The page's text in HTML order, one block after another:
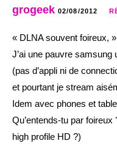
grogeek 02/08/2012
« DLNA souvent foireux, »
J’ai une pauvre
(pas d’appli ni de
et pourtant je stream
Idem avec phones et
Qu’entends-tu par foireux
high profile HD ?)